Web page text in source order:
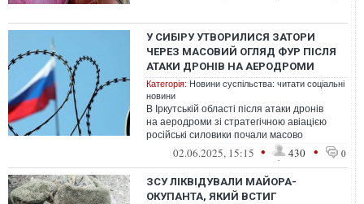
У СИБІРУ УТВОРИЛИСЯ ЗАТОРИ
ЧЕРЕЗ МАСОВИЙ ОГЛЯД ФУР ПІСЛЯ
АТАКИ ДРОНІВ НА АЕРОДРОМИ
Категорія: Новини суспільства: читати соціальні
новини
В Іркутській області після атаки дронів
на аеродроми зі стратегічною авіацією
російські силовики почали масово
перевіряти фури, внаслідок чого утворил...
02.06.2025, 15:15 • 430 • 0
ЗСУ ЛІКВІДУВАЛИ МАЙОРА-
ОКУПАНТА, ЯКИЙ ВСТИГ